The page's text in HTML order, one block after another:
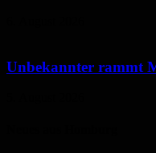
Unbekannter rammt